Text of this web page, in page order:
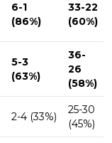
6-1
(86%)
33-22
(60%)
5-3
(63%)
36-
26
(58%)
2-4 (33%)
25-30
(45%)